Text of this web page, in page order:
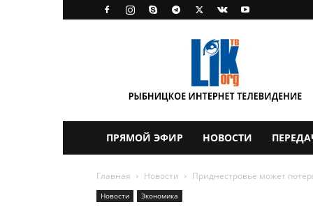
ПРЯМОЙ ЭФИР НОВОСТИ
Главная Новости Приднестровье может
Новости Экономика